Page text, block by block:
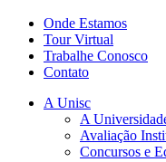
Onde Estamos
Tour Virtual
Trabalhe Conosco
Contato
A Unisc
A
Avaliação
Concursos e